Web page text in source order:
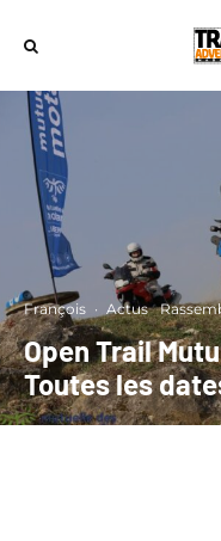
François · Actus
Open Trail
Toutes les